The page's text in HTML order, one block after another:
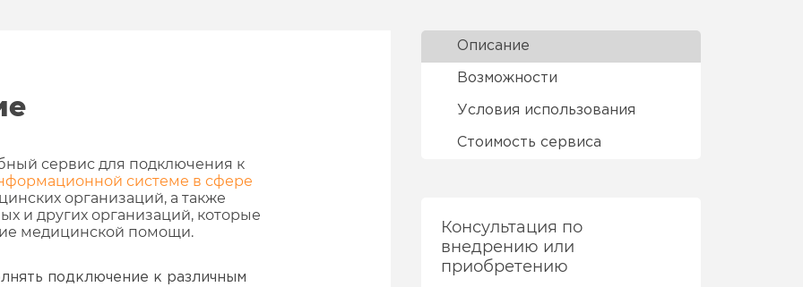
сервис для подключения к
системе в сфере
организаций, а также
и других организаций, которые
медицинской помощи.
подключение к различным
Описание
Возможности
Условия использования
Стоимость сервиса
Консультация по
внедрению или
приобретению